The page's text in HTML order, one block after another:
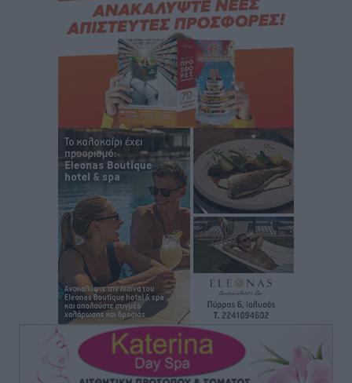
Καιρός: Επιμένουν οι υψηλές θερμοκρασίες – Ισχυρά
μελτέμια έως 9 μποφόρ, σε «Red Code» 6 περιοχές
πριν 8 ώρες
Τα φοιτητικά ενοίκια «τινάζουν στον αέρα» τους
οικογενειακούς προϋπολογισμούς
Ειδήσεις• πριν 9 ώρες
Δύο νέοι ξενώνες παραδόθηκαν στις Ένοπλες
Δυνάμεις στη νήσο Ρω
Τοπικές Ειδήσεις• πριν 9 ώρες
Συνεχίζεται η έξοδος του Αυγούστου – Πάνω από
34.000 αναχωρούν σήμερα μόνο από τον Πειραιά
Ειδήσεις• πριν 9 ώρες
Μόνιμες θέσεις στους παιδικούς σταθμούς: Οι
προϋποθέσεις, η 24μηνη εμπειρία και οι προθεσμίες
για τους δήμους